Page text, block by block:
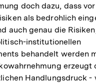
doch dazu, dass
als bedrohlich
auch genau die
institutionellen
behandelt werden
erzeugt
Handlungsdruck -